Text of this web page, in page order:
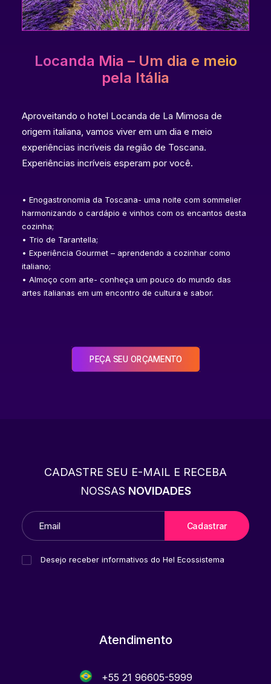
Locanda Mia – Um dia e meio
pela Itália
Aproveitando o hotel Locanda de La Mimosa de
origem italiana, vamos viver em um dia e meio
experiências incríveis da região de Toscana.
Experiências incríveis esperam por você.
• Enogastronomia da Toscana- uma noite com sommelier
harmonizando o cardápio e vinhos com os encantos desta
cozinha;
• Trio de Tarantella;
• Experiência Gourmet – aprendendo a cozinhar como
italiano;
• Almoço com arte- conheça um pouco do mundo das
artes italianas em um encontro de cultura e sabor.
PEÇA SEU ORÇAMENTO
CADASTRE SEU E-MAIL E RECEBA
NOSSAS NOVIDADES
Desejo receber informativos do Hel Ecossistema
Atendimento
+55 21 96605-5999